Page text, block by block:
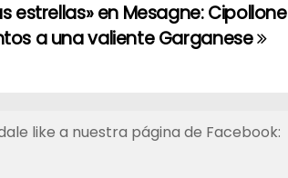
estrellas» en Mesagne: Cipollone
a una valiente Garganese
like a nuestra página de Facebook: